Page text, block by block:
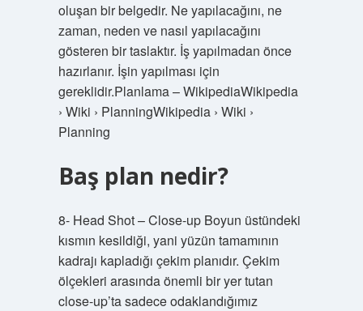
oluşan bir belgedir. Ne yapılacağını, ne
zaman, neden ve nasıl yapılacağını
gösteren bir taslaktır. İş yapılmadan önce
hazırlanır. İşin yapılması için
gereklidir.Planlama – WikipediaWikipedia
› Wiki › PlanningWikipedia › Wiki ›
Planning
Baş plan nedir?
8- Head Shot – Close-up Boyun üstündeki
kısmın kesildiği, yani yüzün tamamının
kadrajı kapladığı çekim planıdır. Çekim
ölçekleri arasında önemli bir yer tutan
close-up’ta sadece odaklandığımız